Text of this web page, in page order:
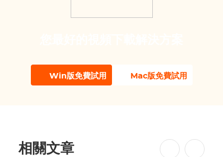
Win版免費試用 Mac版免費試用
相關文章